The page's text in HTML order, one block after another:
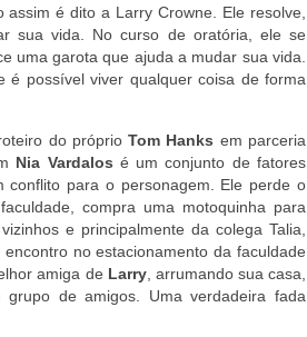
é dito a Larry Crowne. Ele resolve,
sua vida. No curso de oratória, ele se
uma garota que ajuda a mudar sua vida.
é possível viver qualquer coisa de forma
do próprioTom Hanks em parceria
Nia Vardalos é um conjunto de fatores
conflito para o personagem. Ele perde o
compra uma motoquinha para
e principalmente da colega Talia,
encontro no estacionamento da faculdade
amiga de Larry, arrumando sua casa,
de amigos. Uma verdadeira fada